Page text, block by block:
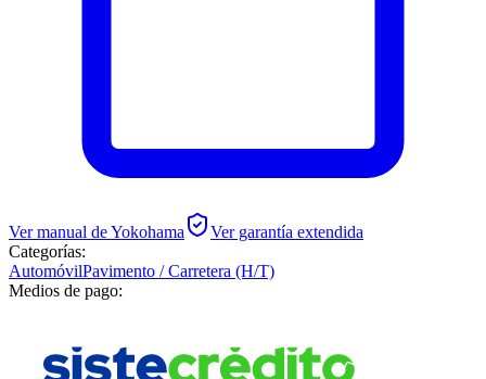
Ver manual deYokohama
Ver garantía extendida
Categorías:
AutomóvilPavimento / Carretera (H/T)
Medios de pago: